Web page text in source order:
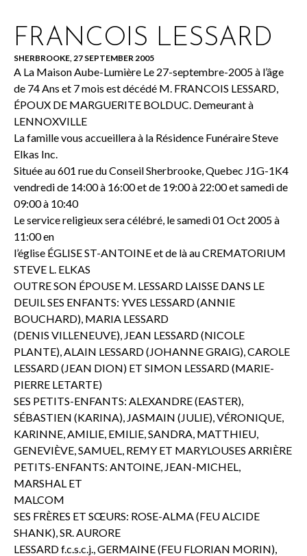
FRANCOIS LESSARD
SHERBROOKE, 27 SEPTEMBER 2005
A La Maison Aube-Lumière Le 27-septembre-2005 à l’âge
de 74 Ans et 7 mois est décédé M. FRANCOIS LESSARD,
ÉPOUX DE MARGUERITE BOLDUC. Demeurant à
LENNOXVILLE
La famille vous accueillera à la Résidence Funéraire Steve
Elkas Inc.
Située au 601 rue du Conseil Sherbrooke, Quebec J1G-1K4
vendredi de 14:00 à 16:00 et de 19:00 à 22:00 et samedi de
09:00 à 10:40
Le service religieux sera célébré, le samedi 01 Oct 2005 à
11:00 en
l’église ÉGLISE ST-ANTOINE et de là au CREMATORIUM
STEVE L. ELKAS
OUTRE SON ÉPOUSE M. LESSARD LAISSE DANS LE
DEUIL SES ENFANTS: YVES LESSARD (ANNIE
BOUCHARD), MARIA LESSARD
(DENIS VILLENEUVE), JEAN LESSARD (NICOLE
PLANTE), ALAIN LESSARD (JOHANNE GRAIG), CAROLE
LESSARD (JEAN DION) ET SIMON LESSARD (MARIE-
PIERRE LETARTE)
SES PETITS-ENFANTS: ALEXANDRE (EASTER),
SÉBASTIEN (KARINA), JASMAIN (JULIE), VÉRONIQUE,
KARINNE, AMILIE, EMILIE, SANDRA, MATTHIEU,
GENEVIÈVE, SAMUEL, REMY ET MARYLOUSES ARRIÈRE
PETITS-ENFANTS: ANTOINE, JEAN-MICHEL,
MARSHAL ET
MALCOM
SES FRÈRES ET SŒURS: ROSE-ALMA (FEU ALCIDE
SHANK), SR. AURORE
LESSARD f.c.s.c.j., GERMAINE (FEU FLORIAN MORIN),